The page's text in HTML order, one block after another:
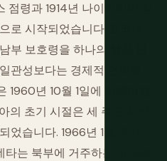
점령과 1914년 나이지리아 식
로 시작되었습니다. 프레데
부 보호령을 하나의 행정 단
관성보다는 경제적 편의를
년 10월 1일에 이루어졌
의 초기 시절은 세 주요 지역
습니다. 1966년 1월 군사
는 북부에 거주하는 이그보